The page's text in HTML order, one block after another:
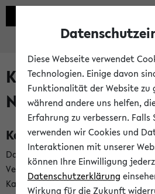
Newsfeeds
Kalenderintegration
Das eKVV bietet Ihnen die
Veranstaltungstermine in eine
Kalenderanwendungen einzubinden.
Diese Webseite verwendet
Technologien. Einige davon
Funktionalität der Website zu
während andere uns helfen,
Erfahrung zu verbessern. Falls
verwenden wir Cookies und
Interaktionen mit unserer
können Ihre Einwilligung
Datenschutzerklärung
Wirkung für die Zukunft